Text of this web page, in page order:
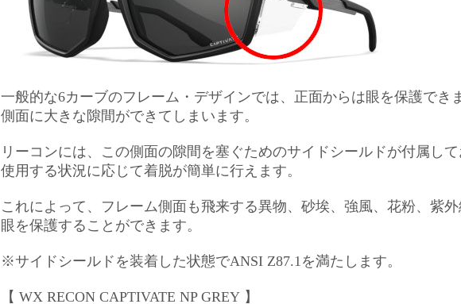
一般的な6カーブのフレーム・デザインでは、正面からは眼を保護でき
側面に大きな隙間ができてしまいます。
リーコンには、この側面の隙間を塞ぐためのサイドシールドが付属して
使用する状況に応じて着脱が簡単に行えます。
これによって、フレーム側面も飛来する異物、砂埃、強風、花粉、紫外
眼を保護することができます。
※サイドシールドを装着した状態でANSI Z87.1を満たします。
【 WX RECON CAPTIVATE NP GREY 】